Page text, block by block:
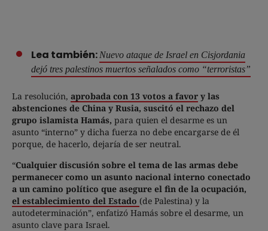
Lea también: Nuevo ataque de Israel en Cisjordania
dejó tres palestinos muertos señalados como “terroristas”
La resolución, aprobada con 13 votos a favor y las
abstenciones de China y Rusia, suscitó el rechazo del
grupo islamista Hamás, para quien el desarme es un
asunto “interno” y dicha fuerza no debe encargarse de él
porque, de hacerlo, dejaría de ser neutral.
“Cualquier discusión sobre el tema de las armas debe
permanecer como un asunto nacional interno conectado
a un camino político que asegure el fin de la ocupación,
el establecimiento del Estado (de Palestina) y la
autodeterminación”, enfatizó Hamás sobre el desarme, un
asunto clave para Israel.